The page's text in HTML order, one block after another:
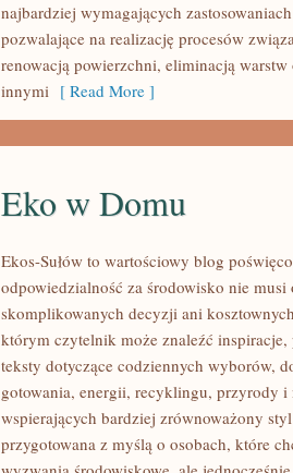
najbardziej wymagających
pozwalające na realizację procesów
renowacją powierzchni, eliminacją
innymi [ Read More ]
Eko w Domu
Ekos-Sułów to wartościowy blog
odpowiedzialność za środowisko nie
skomplikowanych decyzji ani
którym czytelnik może znaleźć inspiracje,
teksty dotyczące codziennych wyborów,
gotowania, energii, recyklingu, przyrody i
wspierających bardziej zrównoważony styl
przygotowana z myślą o osobach, które